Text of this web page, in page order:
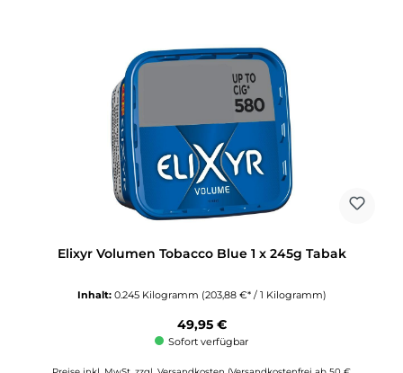
Elixyr Volumen Tobacco Blue 1 x 245g Tabak
Inhalt: 0.245 Kilogramm (203,88 €* / 1 Kilogramm)
Regulärer Preis:
49,95 €
Sofort verfügbar